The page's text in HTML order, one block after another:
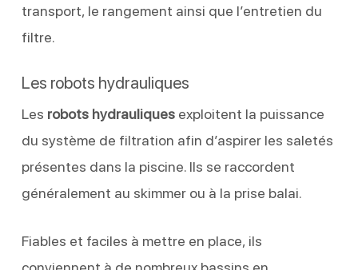
transport, le rangement ainsi que l’entretien du
filtre.
Les robots hydrauliques
Les robots hydrauliquesexploitent la puissance
du système de filtration afin d’aspirer les saletés
présentes dans la piscine. Ils se raccordent
généralement au skimmer ou à la prise balai.
Fiables et faciles à mettre en place, ils